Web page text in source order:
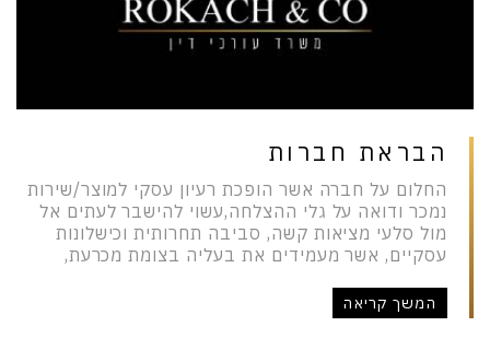
הבראת חברות
החלום על חברה אשר הופכת רעיון עסקי למוצר/שירות
נמכר ודואה על גלי ההצלחה,עשוי להישבר לעתים אל
מול סלעי מציאות קשה, סביבה תחרותית וכישלונות
עסקיים, אשר מעמידים את בעליה בצומת מכרעת,
המשך קריאה